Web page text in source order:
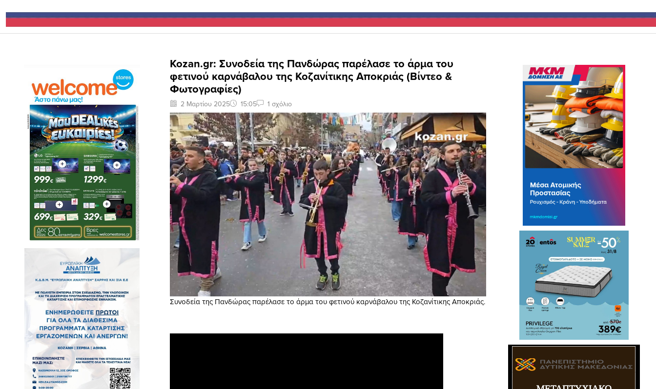
Kozan.gr: Συνοδεία της Πανδώρας παρέλασε το άρμα του
φετινού καρνάβαλου της Κοζανίτικης Αποκριάς (Βίντεο &
Φωτογραφίες)
2 Μαρτίου 2025 15:05 1 σχόλιο
Συνοδεία της Πανδώρας παρέλασε το άρμα του φετινού καρνάβαλου της Κοζανίτικης Αποκριάς.